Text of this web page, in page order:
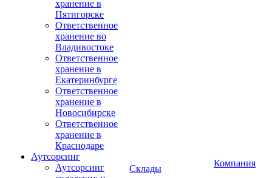
хранение в
Пятигорске
Ответственное
хранение во
Владивостоке
Ответственное
хранение в
Екатеринбурге
Ответственное
хранение в
Новосибирске
Ответственное
хранение в
Краснодаре
Аутсорсинг
Аутсорсинг
Склады
Компания